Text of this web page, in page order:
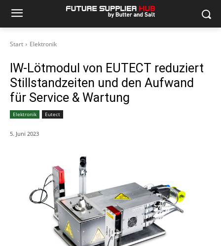
Start Elektronik
IW-Lötmodul von EUTECT reduziert
Stillstandzeiten und den Aufwand
für Service & Wartung
Elektronik Eutect
5. Juni 2023